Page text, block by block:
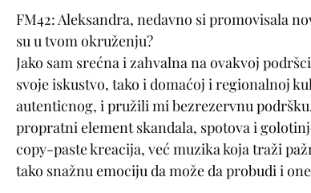
FM42: Aleksandra, nedavno si promovisala
su u tvom okruženju?
Jako sam srećna i zahvalna na ovakvoj
svoje iskustvo, tako i domaćoj i regionalnoj
autenticnog, i pružili mi bezrezervnu
propratni element skandala, spotova i
copy-paste kreacija, već muzika koja traži
tako snažnu emociju da može da probudi i